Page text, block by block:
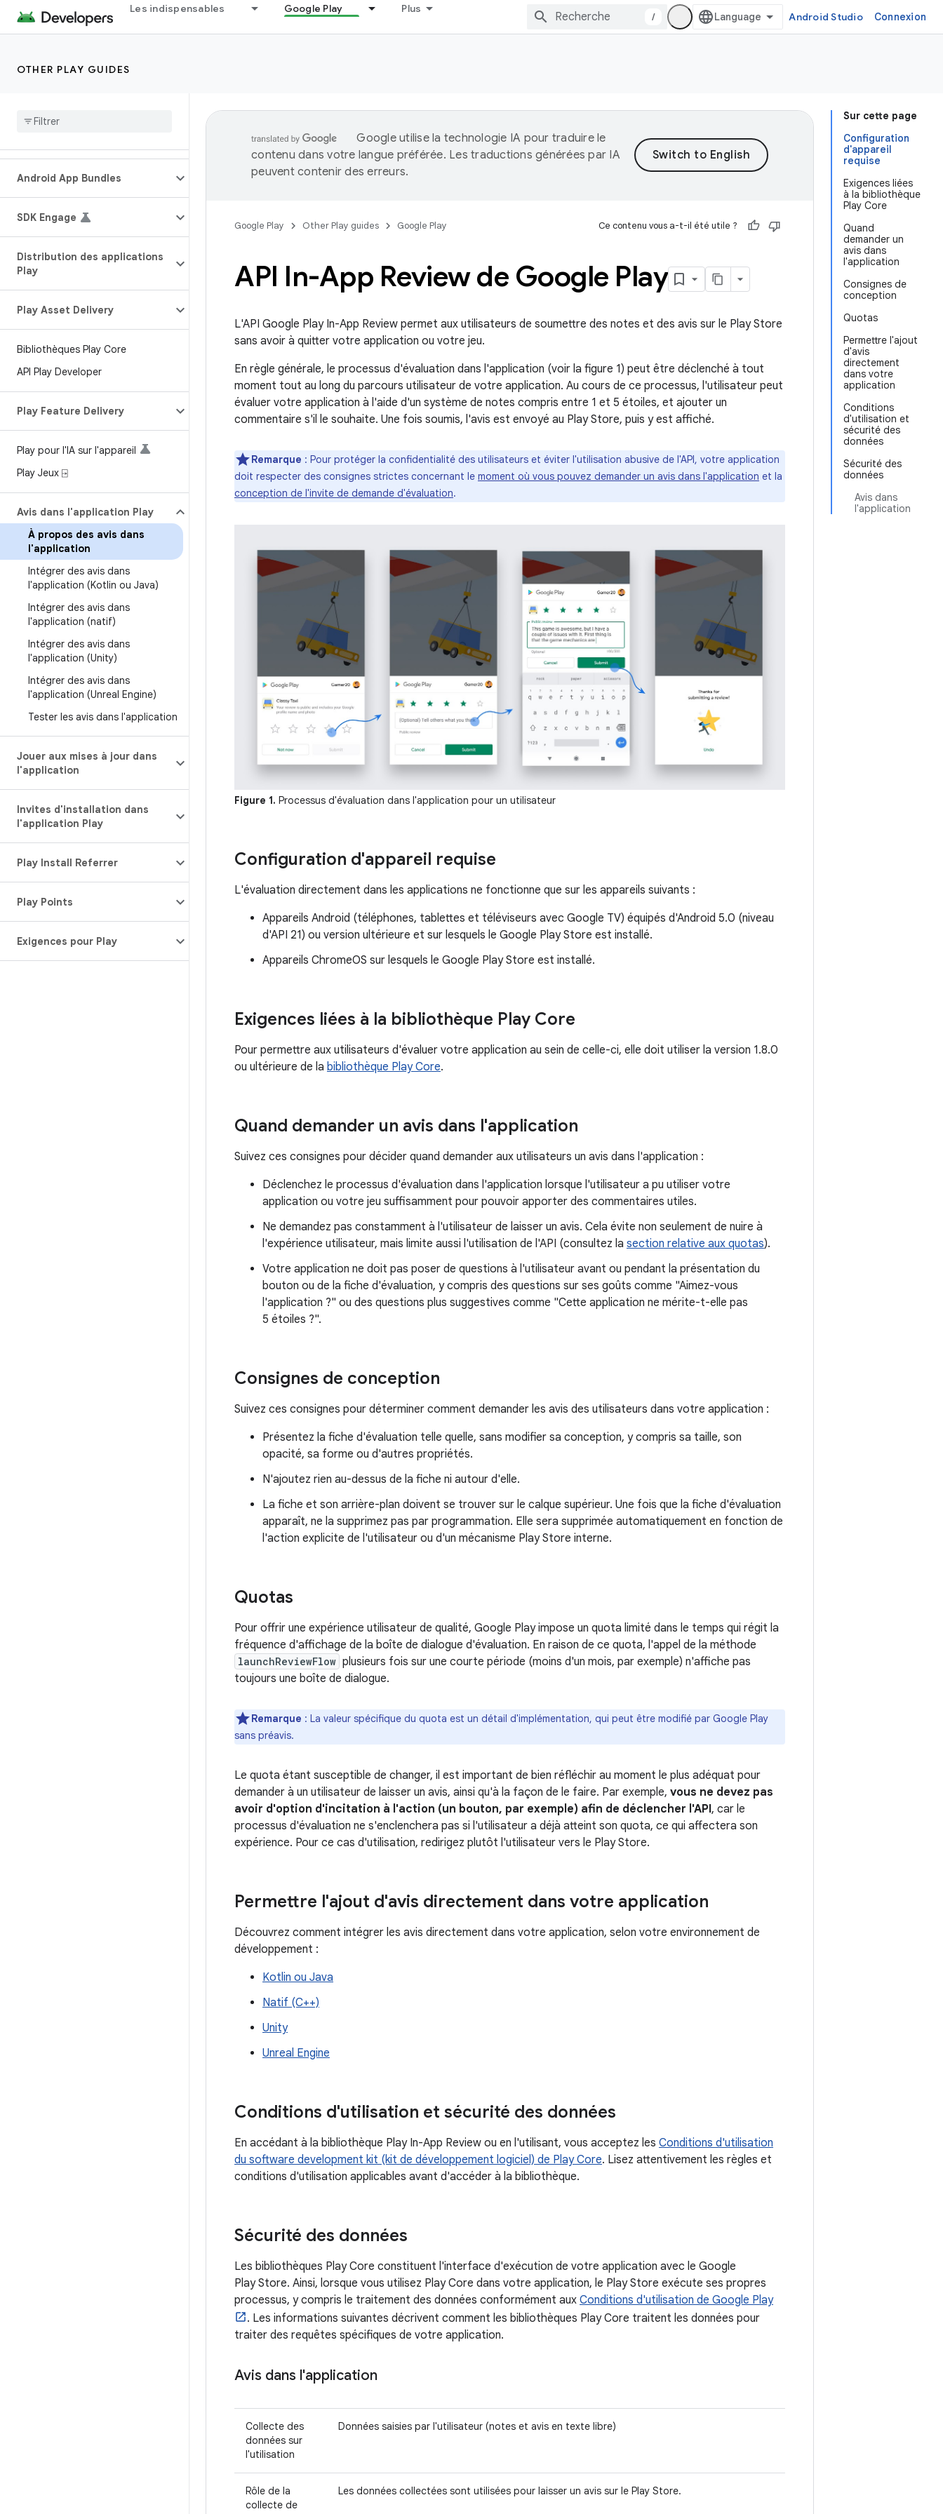
Les indispensables Google Play Plus
/ Android Studio Connexion
OTHER PLAY GUIDES
Android App Bundles
SDK Engage
Distribution des applications
Play
Play Asset Delivery
Bibliothèques Play Core
API Play Developer
Play Feature Delivery
Play pour l'IA sur l'appareil
Play Jeux ⍈
Avis dans l'application Play
À propos des avis dans
l'application
Intégrer des avis dans
l'application (Kotlin ou Java)
Intégrer des avis dans
l'application (natif)
Intégrer des avis dans
l'application (Unity)
Intégrer des avis dans
l'application (Unreal Engine)
Tester les avis dans l'application
Jouer aux mises à jour dans
l'application
Invites d'installation dans
l'application Play
Play Install Referrer
Play Points
Exigences pour Play
Sur cette page
Configuration
d'appareil
requise
Exigences liées
à la bibliothèque
Play Core
Quand
demander un
avis dans
l'application
Consignes de
conception
Quotas
Permettre l'ajout
d'avis
directement
dans votre
application
Conditions
d'utilisation et
sécurité des
données
Sécurité des
données
Avis dans
l'application
Google utilise la technologie IA pour traduire le
contenu dans votre langue préférée. Les traductions générées par IA
peuvent contenir des erreurs.
Google Play Other Play guides Google Play Ce contenu vous a-t-il été utile ?
API In-App Review de Google Play
L'API Google Play In-App Review permet aux utilisateurs de soumettre des notes et des avis sur le Play Store
sans avoir à quitter votre application ou votre jeu.
En règle générale, le processus d'évaluation dans l'application (voir la figure 1) peut être déclenché à tout
moment tout au long du parcours utilisateur de votre application. Au cours de ce processus, l'utilisateur peut
évaluer votre application à l'aide d'un système de notes compris entre 1 et 5 étoiles, et ajouter un
commentaire s'il le souhaite. Une fois soumis, l'avis est envoyé au Play Store, puis y est affiché.
Remarque : Pour protéger la confidentialité des utilisateurs et éviter l'utilisation abusive de l'API, votre application
doit respecter des consignes strictes concernant le moment où vous pouvez demander un avis dans l'application et la
conception de l'invite de demande d'évaluation.
Figure 1. Processus d'évaluation dans l'application pour un utilisateur
Configuration d'appareil requise
L'évaluation directement dans les applications ne fonctionne que sur les appareils suivants :
Appareils Android (téléphones, tablettes et téléviseurs avec Google TV) équipés d'Android 5.0 (niveau
d'API 21) ou version ultérieure et sur lesquels le Google Play Store est installé.
Appareils ChromeOS sur lesquels le Google Play Store est installé.
Exigences liées à la bibliothèque Play Core
Pour permettre aux utilisateurs d'évaluer votre application au sein de celle-ci, elle doit utiliser la version 1.8.0
ou ultérieure de la bibliothèque Play Core.
Quand demander un avis dans l'application
Suivez ces consignes pour décider quand demander aux utilisateurs un avis dans l'application :
Déclenchez le processus d'évaluation dans l'application lorsque l'utilisateur a pu utiliser votre
application ou votre jeu suffisamment pour pouvoir apporter des commentaires utiles.
Ne demandez pas constamment à l'utilisateur de laisser un avis. Cela évite non seulement de nuire à
l'expérience utilisateur, mais limite aussi l'utilisation de l'API (consultez la section relative aux quotas).
Votre application ne doit pas poser de questions à l'utilisateur avant ou pendant la présentation du
bouton ou de la fiche d'évaluation, y compris des questions sur ses goûts comme "Aimez-vous
l'application ?" ou des questions plus suggestives comme "Cette application ne mérite-t-elle pas
5 étoiles ?".
Consignes de conception
Suivez ces consignes pour déterminer comment demander les avis des utilisateurs dans votre application :
Présentez la fiche d'évaluation telle quelle, sans modifier sa conception, y compris sa taille, son
opacité, sa forme ou d'autres propriétés.
N'ajoutez rien au-dessus de la fiche ni autour d'elle.
La fiche et son arrière-plan doivent se trouver sur le calque supérieur. Une fois que la fiche d'évaluation
apparaît, ne la supprimez pas par programmation. Elle sera supprimée automatiquement en fonction de
l'action explicite de l'utilisateur ou d'un mécanisme Play Store interne.
Quotas
Pour offrir une expérience utilisateur de qualité, Google Play impose un quota limité dans le temps qui régit la
fréquence d'affichage de la boîte de dialogue d'évaluation. En raison de ce quota, l'appel de la méthode
launchReviewFlow plusieurs fois sur une courte période (moins d'un mois, par exemple) n'affiche pas
toujours une boîte de dialogue.
Remarque : La valeur spécifique du quota est un détail d'implémentation, qui peut être modifié par Google Play
sans préavis.
Le quota étant susceptible de changer, il est important de bien réfléchir au moment le plus adéquat pour
demander à un utilisateur de laisser un avis, ainsi qu'à la façon de le faire. Par exemple, vous ne devez pas
avoir d'option d'incitation à l'action (un bouton, par exemple) afin de déclencher l'API, car le
processus d'évaluation ne s'enclenchera pas si l'utilisateur a déjà atteint son quota, ce qui affectera son
expérience. Pour ce cas d'utilisation, redirigez plutôt l'utilisateur vers le Play Store.
Permettre l'ajout d'avis directement dans votre application
Découvrez comment intégrer les avis directement dans votre application, selon votre environnement de
développement :
Kotlin ou Java
Natif (C++)
Unity
Unreal Engine
Conditions d'utilisation et sécurité des données
En accédant à la bibliothèque Play In-App Review ou en l'utilisant, vous acceptez les Conditions d'utilisation
du software development kit (kit de développement logiciel) de Play Core. Lisez attentivement les règles et
conditions d'utilisation applicables avant d'accéder à la bibliothèque.
Sécurité des données
Les bibliothèques Play Core constituent l'interface d'exécution de votre application avec le Google
Play Store. Ainsi, lorsque vous utilisez Play Core dans votre application, le Play Store exécute ses propres
processus, y compris le traitement des données conformément aux Conditions d'utilisation de Google Play
. Les informations suivantes décrivent comment les bibliothèques Play Core traitent les données pour
traiter des requêtes spécifiques de votre application.
Avis dans l'application
Collecte des
données sur
l'utilisation
Données saisies par l'utilisateur (notes et avis en texte libre)
Rôle de la
collecte de
Les données collectées sont utilisées pour laisser un avis sur le Play Store.